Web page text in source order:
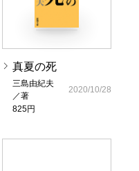
真夏の死
三島由紀夫
／著
825円
2020/10/28